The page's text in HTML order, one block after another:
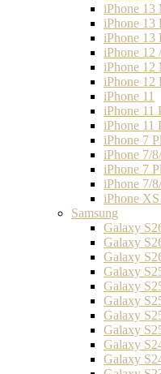
iPhone 13
iPhone 13
iPhone 13
iPhone 12
iPhone 12
iPhone 12
iPhone 11
iPhone 11
iPhone
iPhone 7
iPhone 7/
iPhone 7
iPhone 7/
iPhone
Samsung
Galaxy
Galaxy
Galaxy
Galaxy
Galaxy
Galaxy
Galaxy
Galaxy
Galaxy
Galaxy